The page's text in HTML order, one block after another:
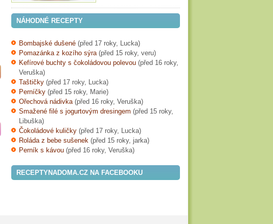
NÁHODNÉ RECEPTY
Bombajské dušené (před 17 roky, Lucka)
Pomazánka z kozího sýra(před 15 roky, veru)
Kefírové buchty s čokoládovou polevou (před 16 roky,
Veruška)
Taštičky (před 17 roky, Lucka)
Perníčky (před 15 roky, Marie)
Ořechová nádivka(před 16 roky, Veruška)
Smažené filé s jogurtovým dresingem (před 15 roky,
Libuška)
Čokoládové kuličky (před 17 roky, Lucka)
Roláda z bebe sušenek (před 15 roky, jarka)
Perník s kávou (před 16 roky, Veruška)
RECEPTYNADOMA.CZ NA FACEBOOKU